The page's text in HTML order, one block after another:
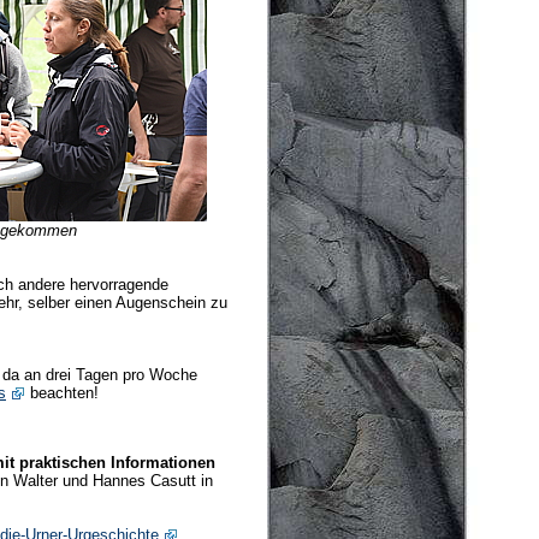
andere hervorragende
selber einen Augenschein zu
an drei Tagen pro Woche
beachten!
praktischen Informationen
Walter und Hannes Casutt in
Urner-Urgeschichte